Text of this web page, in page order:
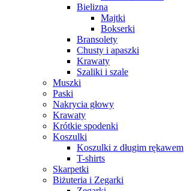
Bielizna
Majtki
Bokserki
Bransolety
Chusty i apaszki
Krawaty
Szaliki i szale
Muszki
Paski
Nakrycia głowy
Krawaty
Krótkie spodenki
Koszulki
Koszulki z długim rękawem
T-shirts
Skarpetki
Biżuteria i Zegarki